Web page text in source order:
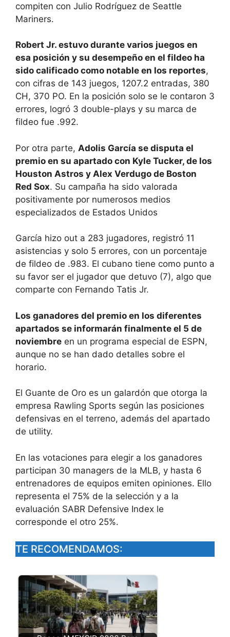
compiten con Julio Rodríguez de Seattle
Mariners.
Robert Jr. estuvo durante varios juegos en
esa posición y su desempeño en el fildeo ha
sido calificado como notable en los reportes,
con cifras de 143 juegos, 1207.2 entradas, 380
CH, 370 PO. En la posición solo se le contaron 3
errores, logró 3 double-plays y su marca de
fildeo fue .992.
Por otra parte, Adolis García se disputa el
premio en su apartado con Kyle Tucker, de los
Houston Astros y Alex Verdugo de Boston
Red Sox. Su campaña ha sido valorada
positivamente por numerosos medios
especializados de Estados Unidos
García hizo out a 283 jugadores, registró 11
asistencias y solo 5 errores, con un porcentaje
de fildeo de .983. El cubano tiene como punto a
su favor ser el jugador que detuvo (7), algo que
comparte con Fernando Tatis Jr.
Los ganadores del premio en los diferentes
apartados se informarán finalmente el 5 de
noviembre en un programa especial de ESPN,
aunque no se han dado detalles sobre el
horario.
El Guante de Oro es un galardón que otorga la
empresa Rawling Sports según las posiciones
defensivas en el terreno, además del apartado
de utility.
En las votaciones para elegir a los ganadores
participan 30 managers de la MLB, y hasta 6
entrenadores de equipos emiten opiniones. Ello
representa el 75% de la selección y a la
evaluación SABR Defensive Index le
corresponde el otro 25%.
TE RECOMENDAMOS: